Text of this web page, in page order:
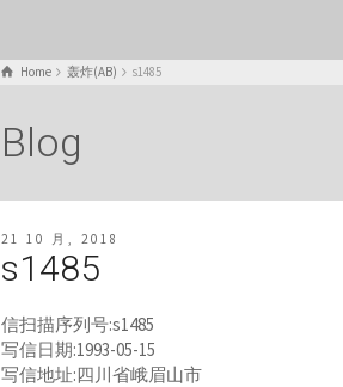
Home 轰炸(AB) s1485
Blog
21 10 月, 2018
s1485
信扫描序列号:s1485
写信日期:1993-05-15
写信地址:四川省峨眉山市